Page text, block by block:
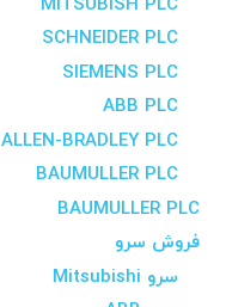
SCHNEIDER PLC
SIEMENS PLC
ABB PLC
ALLEN-BRADLEY PLC
BAUMULLER PLC
BAUMULLER PLC
فروش سرو
سرو Mitsubishi